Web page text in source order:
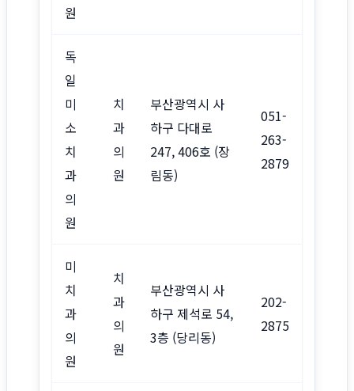
원
독
일
미
소
치
과
의
원
치
과
의
원
부산광역시 사
하구 다대로
247, 406호 (장
림동)
051-
263-
2879
미
치
과
의
원
치
과
의
원
부산광역시 사
하구 제석로 54,
3층 (당리동)
202-
2875